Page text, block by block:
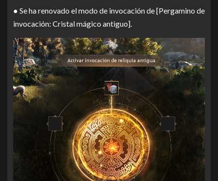
● Se ha renovado el modo de invocación de [Pergamino de
invocación: Cristal mágico antiguo].